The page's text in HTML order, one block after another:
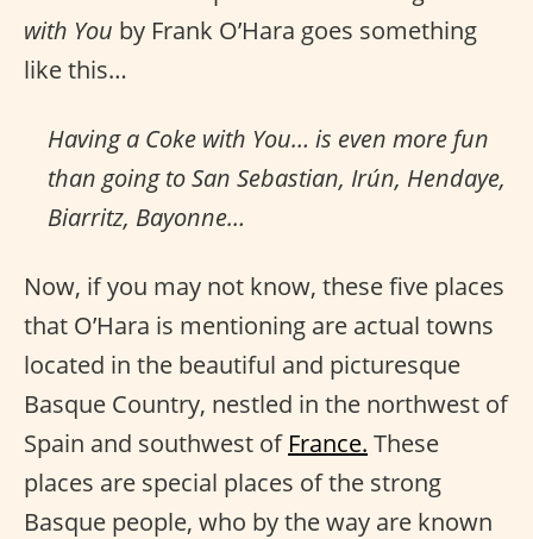
with You by Frank O’Hara goes something
like this…
Having a Coke with You… is even more fun
than going to San Sebastian, Irún, Hendaye,
Biarritz, Bayonne…
Now, if you may not know, these five places
that O’Hara is mentioning are actual towns
located in the beautiful and picturesque
Basque Country, nestled in the northwest of
Spain and southwest of France. These
places are special places of the strong
Basque people, who by the way are known